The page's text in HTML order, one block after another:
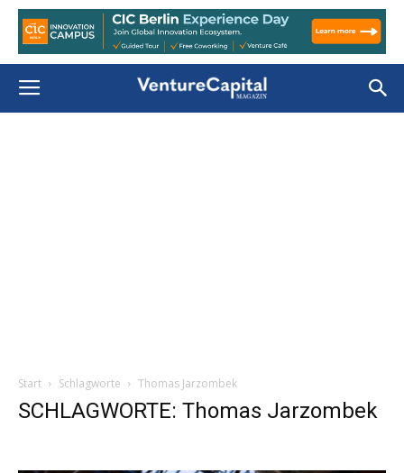
Start Schlagworte Thomas Jarzombek
SCHLAGWORTE: Thomas Jarzombek